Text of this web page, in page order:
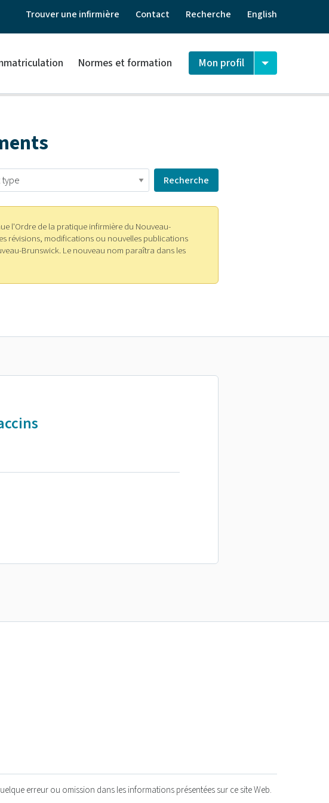
Trouver une infirmière Contact Recherche English
Normes et formation Mon profil
l'Ordre de la pratique infirmière du Nouveau-
révisions, modifications ou nouvelles publications
Brunswick. Le nouveau nom paraîtra dans les
erreur ou omission dans les informations présentées sur ce site Web.